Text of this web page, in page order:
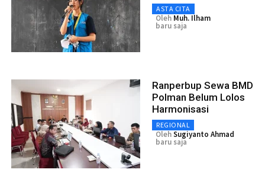
ASTA CITA
Oleh Muh. Ilham
baru saja
Ranperbup Sewa BMD
Polman Belum Lolos
Harmonisasi
REGIONAL
OlehSugiyanto Ahmad
baru saja